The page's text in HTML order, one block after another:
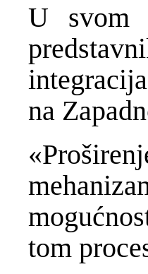
U svom
na
tom